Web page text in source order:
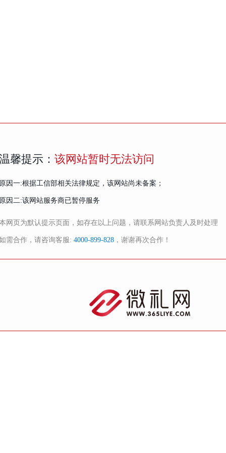
馨提示： 该网站暂时无法访问
因一:根据工信部相关法律规定，该网站尚未备案；
因二:该网站服务商已暂停服务
网页为默认提示页面，如存在以上问题，请联系网站负责人及时处理
需合作，请咨询客服: 4000-899-828 ，谢谢再次合作！